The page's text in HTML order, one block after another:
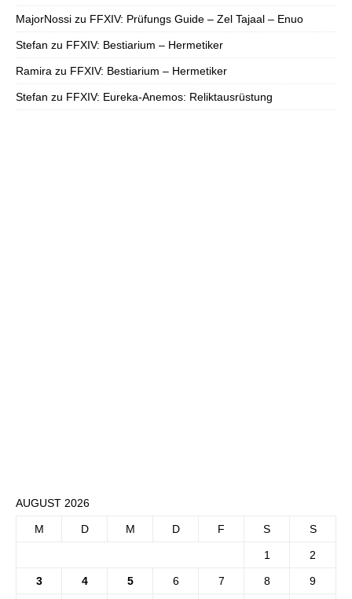
MajorNossi zu FFXIV: Prüfungs Guide – Zel Tajaal – Enuo
Stefan zu FFXIV: Bestiarium – Hermetiker
Ramira zu FFXIV: Bestiarium – Hermetiker
Stefan zu FFXIV: Eureka-Anemos: Reliktausrüstung
AUGUST 2026
M D M D F S S
1 2
3 4 5 6 7 8 9